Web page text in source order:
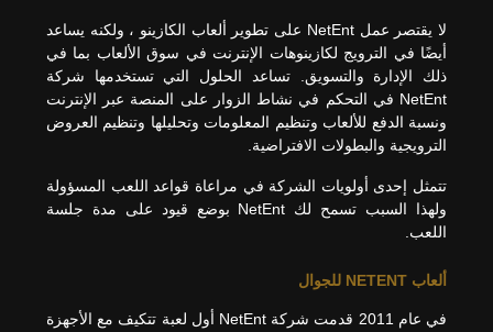
لا يقتصر عمل NetEnt على تطوير ألعاب الكازينو ، ولكنه يساعد
أيضًا في الترويج لكازينوهات الإنترنت في سوق الألعاب بما في
ذلك الإدارة والتسويق. تساعد الحلول التي تستخدمها شركة
NetEnt في التحكم في نشاط الزوار على المنصة عبر الإنترنت
ونسبة الدفع للألعاب وتنظيم المعلومات وتحليلها وتنظيم العروض
الترويجية والبطولات الافتراضية.
تتمثل إحدى أولويات الشركة في مراعاة قواعد اللعب المسؤولة
ولهذا السبب تسمح لك NetEnt بوضع قيود على مدة جلسة
اللعب.
ألعاب NETENT للجوال
في عام 2011 قدمت شركة NetEnt أول لعبة تتكيف مع الأجهزة